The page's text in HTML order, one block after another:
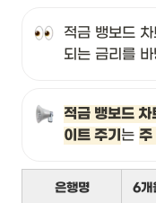
적금 뱅보드
되는 금리를
적금 뱅보드 차
이트 주기 는 주
은행명 6개